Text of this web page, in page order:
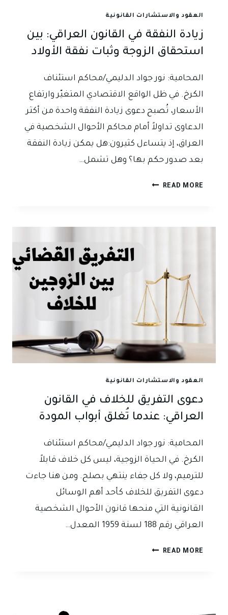
العقود والاستشارات القانونية
زيادة النفقة في القانون العراقي: بين
استحقاق الزوجة وثبات نفقة الأولاد
المحامية: نور جواد الدليمي/محاكم استئناف
الكرخ. في ظل الواقع الاقتصادي المتغيّر وارتفاع
الأسعار، تُصبح دعوى زيادة النفقة واحدة من أكثر
الدعاوى تداولاً أمام محاكم الأحوال الشخصية في
العراق، إذ يتساءل كثيرون:هل يمكن زيادة النفقة
بعد صدور حكم بها؟ وهل تشمل…
READ MORE زيادة
استحقاق
وثبات
نفقة
الأولاد
العقود والاستشارات القانونية
دعوى التفريق للخلاف في القانون
العراقي: عندما تُغلق أبواب المودة
المحامية: نور جواد الدليمي/محاكم استئناف
الكرخ. في الحياة الزوجية، ليس كل خلاف قابلاً
للترميم، ولا كل جفاء ينتهي بصلح. ومن هنا جاءت
دعوى التفريق للخلاف كأحد أهم الوسائل
القانونية التي منحها قانون الأحوال الشخصية
العراقي رقم 188 لسنة 1959 المعدل…
READ MORE دعوى